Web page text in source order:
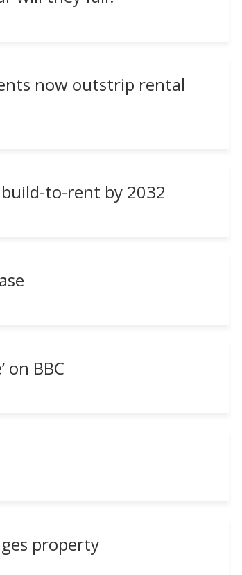
now outstrip rental
build-to-rent by 2032
on BBC
property